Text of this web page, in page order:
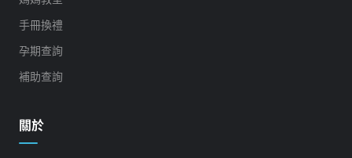
手冊換禮
孕期查詢
補助查詢
關於